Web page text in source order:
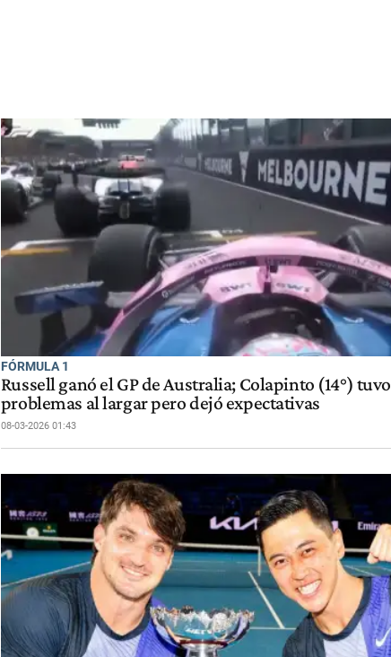
FÓRMULA 1
Russell ganó el GP de Australia; Colapinto (14°) tuvo
problemas al largar pero dejó expectativas
08-03-2026 01:43